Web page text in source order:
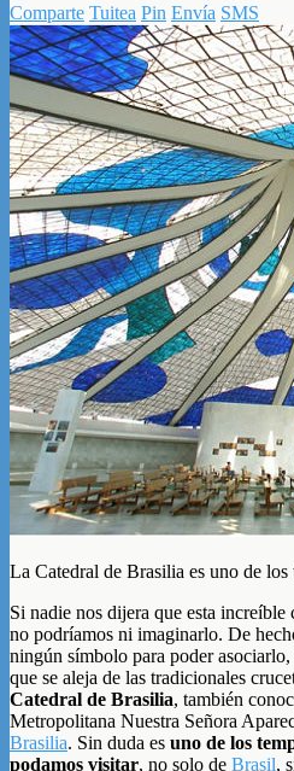
Comparte Tuitea Pin Envía SMS
La Catedral de Brasilia es uno de
Si nadie nos dijera que esta increíble
no podríamos ni imaginarlo. De
ningún símbolo para poder
que se aleja de las tradicionales
Catedral de Brasilia, también
Metropolitana Nuestra Señora
Brasilia. Sin duda es uno de los
podamos visitar, no solo de Brasil,